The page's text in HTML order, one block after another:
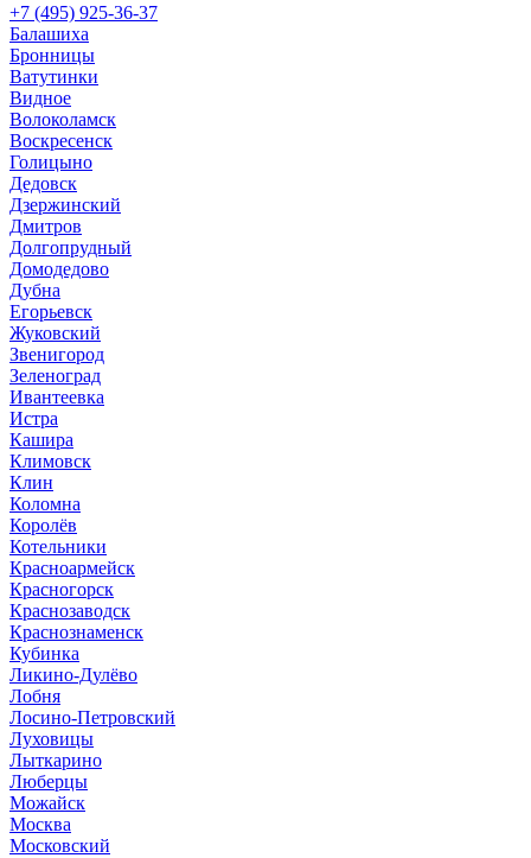
+7 (495) 925-36-37
Балашиха
Бронницы
Ватутинки
Видное
Волоколамск
Воскресенск
Голицыно
Дедовск
Дзержинский
Дмитров
Долгопрудный
Домодедово
Дубна
Егорьевск
Жуковский
Звенигород
Зеленоград
Ивантеевка
Истра
Кашира
Климовск
Клин
Коломна
Королёв
Котельники
Красноармейск
Красногорск
Краснозаводск
Краснознаменск
Кубинка
Ликино-Дулёво
Лобня
Лосино-Петровский
Луховицы
Лыткарино
Люберцы
Можайск
Москва
Московский